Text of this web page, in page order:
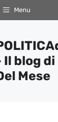
Menu
Il blog
Mese